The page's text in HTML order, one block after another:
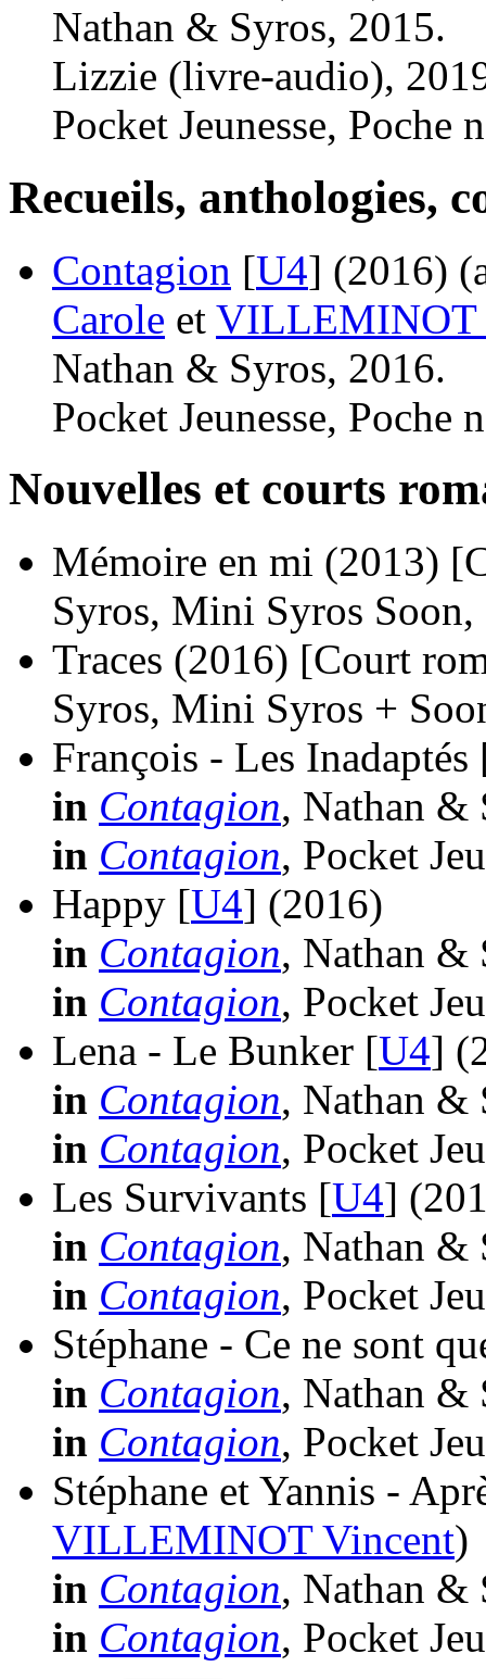
Nathan & Syros, 2015.
Lizzie (livre-audio),
Pocket Jeunesse, Poche
Recueils, anthologies,
Contagion [U4] (2016)
Carole et VILLEMINOT
Nathan & Syros, 2016.
Pocket Jeunesse, Poche
Nouvelles et courts
Mémoire en mi (2013)
Syros, Mini Syros Soon,
Traces (2016) [Court
Syros, Mini Syros +
François - Les Inadaptés
in Contagion, Nathan &
in Contagion, Pocket
Happy [U4] (2016)
in Contagion, Nathan &
in Contagion, Pocket
Lena - Le Bunker [U4]
in Contagion, Nathan &
in Contagion, Pocket
Les Survivants [U4]
in Contagion, Nathan &
in Contagion, Pocket
Stéphane - Ce ne sont
in Contagion, Nathan &
in Contagion, Pocket
Stéphane et Yannis -
VILLEMINOT Vincent)
in Contagion, Nathan &
in Contagion, Pocket